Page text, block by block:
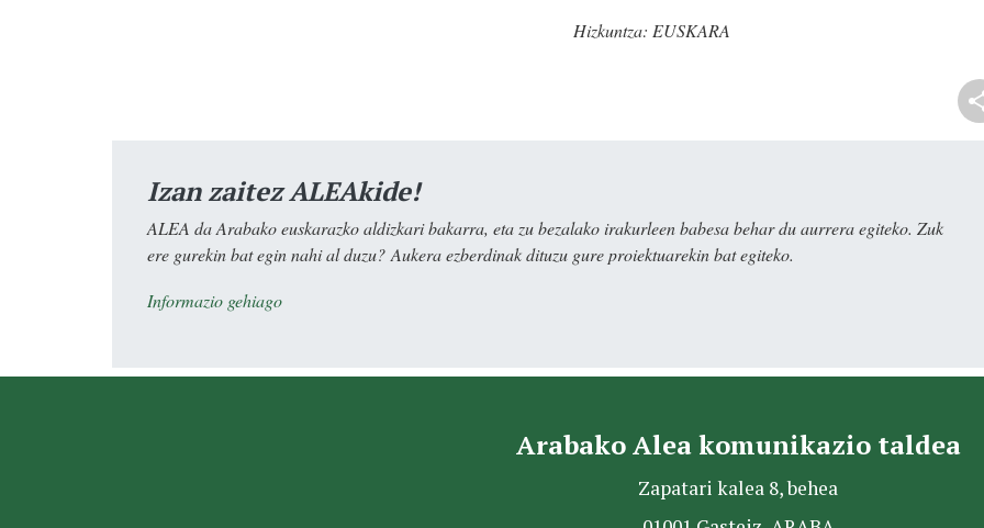
Hizkuntza: EUSKARA
Izan zaitez ALEAkide!
ALEA da Arabako euskarazko aldizkari bakarra, eta zu bezalako irakurleen babesa behar du aurrera egiteko. Zuk
ere gurekin bat egin nahi al duzu? Aukera ezberdinak dituzu gure proiektuarekin bat egiteko.
Informazio gehiago
Arabako Alea komunikazio taldea
Zapatari kalea 8, behea